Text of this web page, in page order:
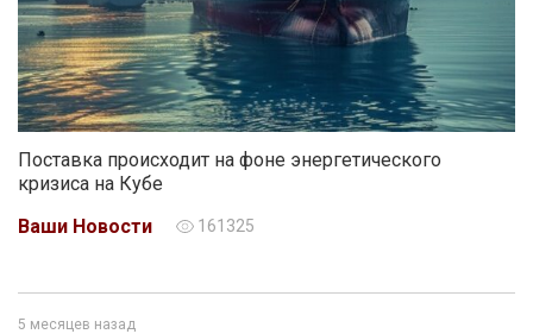
Поставка происходит на фоне энергетического
кризиса на Кубе
Ваши Новости
161325
5 месяцев назад